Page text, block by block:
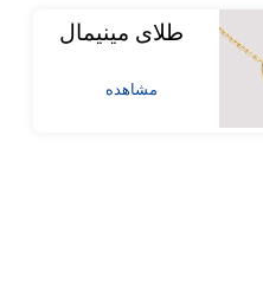
طلای مینیمال
مشاهده